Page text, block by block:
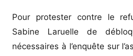
Pour protester contre le
Sabine Laruelle de
nécessaires à l’enquête sur